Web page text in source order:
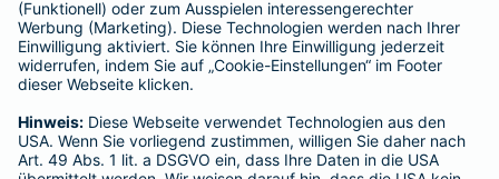
entscheiden - bei allen unseren Tarifen erwartet Sie ein
Preis-Leistungs-Verhältnis.
Sie sind unsicher, welche Zahnvorsorge für Sie am besten
Unsere Berater und Beraterinnen stehen Ihnen gerne für ein
persönliches Gespräch zur Verfügung